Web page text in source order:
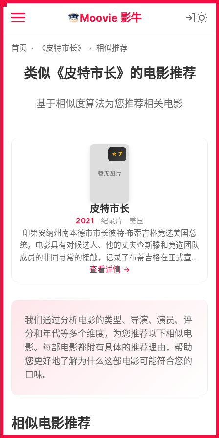
Moovie 影牛
首页 › 《皮特市长》 › 相似推荐
类似《皮特市长》的电影推荐
基于相似度算法为您推荐相关电影
⭐ 7
皮特市长
2021 纪录片
美国
印第安纳州南本德市市长彼特·布蒂吉格竞选美国总
统。电影具有对候选人、他的丈夫查斯滕和竞选团队
成员的非同寻常的接触，记录了布蒂吉格在正式宣布
竞选前，整个竞选过程以及他在爱荷华州党内初选中
查看详情 →
我们通过分析电影的类型、导演、演员、评
分和年代等多个维度，为您推荐以下相似电
影。每部电影都附有具体的推荐理由，帮助
您更好地了解为什么这部电影可能符合您的
口味。
相似电影推荐